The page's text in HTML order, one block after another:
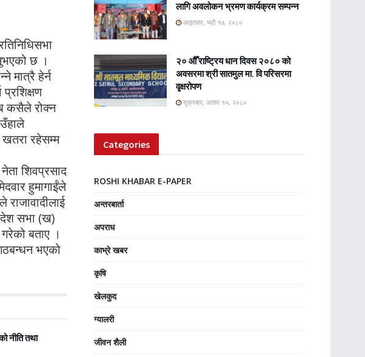
छ ।
मात्रै हेर्न
कसैले रोक्न
रहेसम्म
शिवप्रसाद
हुमागाईंले
सभा (ख)
बताए ।
भएको
नीति तथा
लागि अवलोकन भ्रमण कार्यक्रम सम्पन्न
आइतवार, भदौ १७, २०८०
२० औँ राष्ट्रिय धान दिवस २०८० को
अवसरमा श्री सातमुल मा. वि परिसरमा
वृृक्षरोपण
शुक्रबार, असार १५, २०८०
Categories
ROSHI KHABAR E-PAPER
अन्तरबार्ता
अपराध
काभ्रे खबर
कृषि
खेलकुद
ग्यालरी
जीवन शैली